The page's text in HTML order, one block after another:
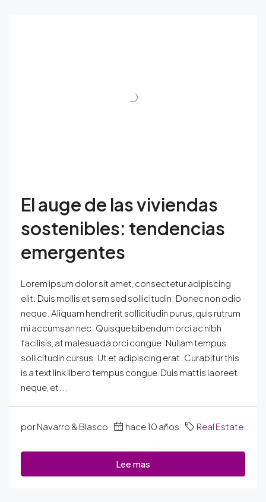
El auge de las viviendas
sostenibles: tendencias
emergentes
Lorem ipsum dolor sit amet, consectetur adipiscing
elit. Duis mollis et sem sed sollicitudin. Donec non odio
neque. Aliquam hendrerit sollicitudin purus, quis rutrum
mi accumsan nec. Quisque bibendum orci ac nibh
facilisis, at malesuada orci congue. Nullam tempus
sollicitudin cursus. Ut et adipiscing erat. Curabitur this
is a text link libero tempus congue.Duis mattis laoreet
neque, et...
por Navarro & Blasco hace 10 años Real Estate
Lee mas